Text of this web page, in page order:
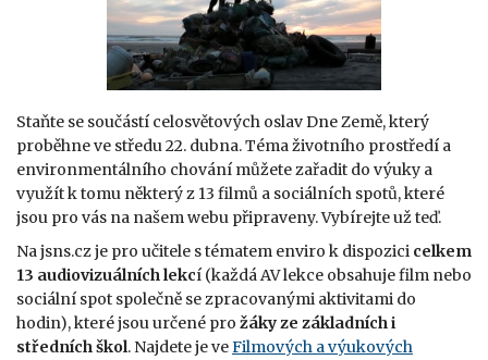
Staňte se součástí celosvětových oslav Dne Země, který
proběhne ve středu 22. dubna. Téma životního prostředí a
environmentálního chování můžete zařadit do výuky a
využít k tomu některý z 13 filmů a sociálních spotů, které
jsou pro vás na našem webu připraveny. Vybírejte už teď.
Na jsns.cz je pro učitele s tématem enviro k dispozici celkem
13 audiovizuálních lekcí (každá AV lekce obsahuje film nebo
sociální spot společně se zpracovanými aktivitami do
hodin), které jsou určené pro žáky ze základních i
středních škol. Najdete je veFilmových a výukových